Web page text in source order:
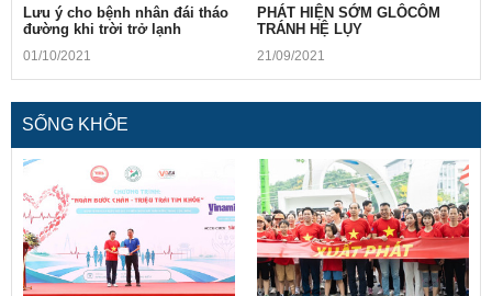
Lưu ý cho bệnh nhân đái tháo
đường khi trời trở lạnh
01/10/2021
PHÁT HIỆN SỚM GLÔCÔM
TRÁNH HỆ LỤY
21/09/2021
SỐNG KHỎE